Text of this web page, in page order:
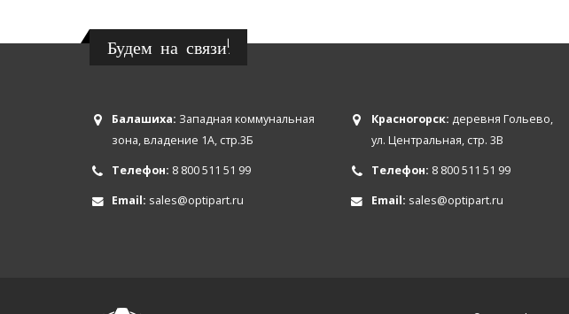
Будем на связи!
Балашиха: Западная коммунальная
зона, владение 1А, стр.3Б
Телефон: 8 800 511 51 99
Email: sales@optipart.ru
Красногорск: деревня Гольево,
ул. Центральная, стр. 3В
Телефон: 8 800 511 51 99
Email: sales@optipart.ru